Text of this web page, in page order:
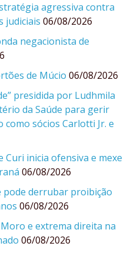
agressiva contra
judiciais 06/08/2026
negacionista de
de Múcio 06/08/2026
presidida por Ludhmila
da Saúde para gerir
sócios Carlotti Jr. e
Curi inicia ofensiva e mexe
06/08/2026
pode derrubar proibição
06/08/2026
e extrema direita na
06/08/2026